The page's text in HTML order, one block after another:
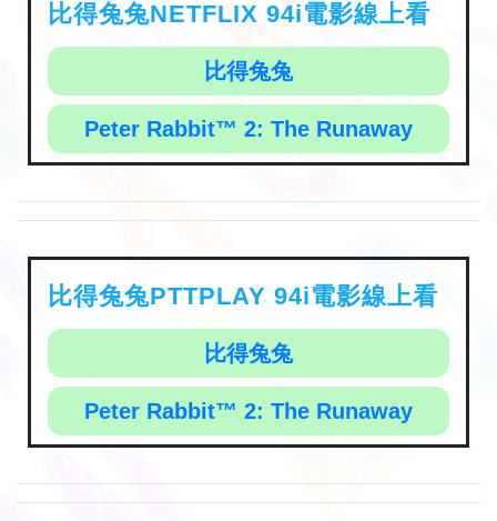
比得兔兔NETFLIX 94i電影線上看
比得兔兔
Peter Rabbit™ 2: The Runaway
比得兔兔PTTPLAY 94i電影線上看
比得兔兔
Peter Rabbit™ 2: The Runaway